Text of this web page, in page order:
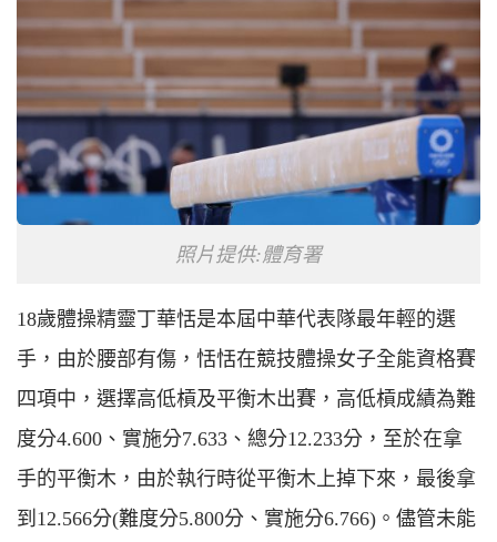
照片提供:體育署
18歲體操精靈丁華恬是本屆中華代表隊最年輕的選
手，由於腰部有傷，恬恬在競技體操女子全能資格賽
四項中，選擇高低槓及平衡木出賽，高低槓成績為難
度分4.600、實施分7.633、總分12.233分，至於在拿
手的平衡木，由於執行時從平衡木上掉下來，最後拿
到12.566分(難度分5.800分、實施分6.766)。儘管未能